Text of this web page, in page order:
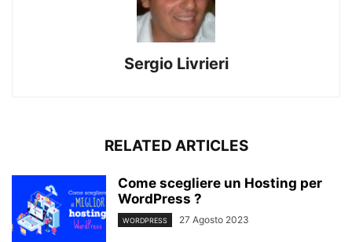
Sergio Livrieri
RELATED ARTICLES
Come scegliere un Hosting per
WordPress ?
WORDPRESS 27 Agosto 2023